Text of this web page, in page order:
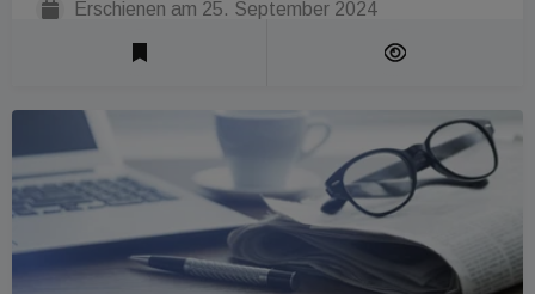
Erschienen am 25. September 2024